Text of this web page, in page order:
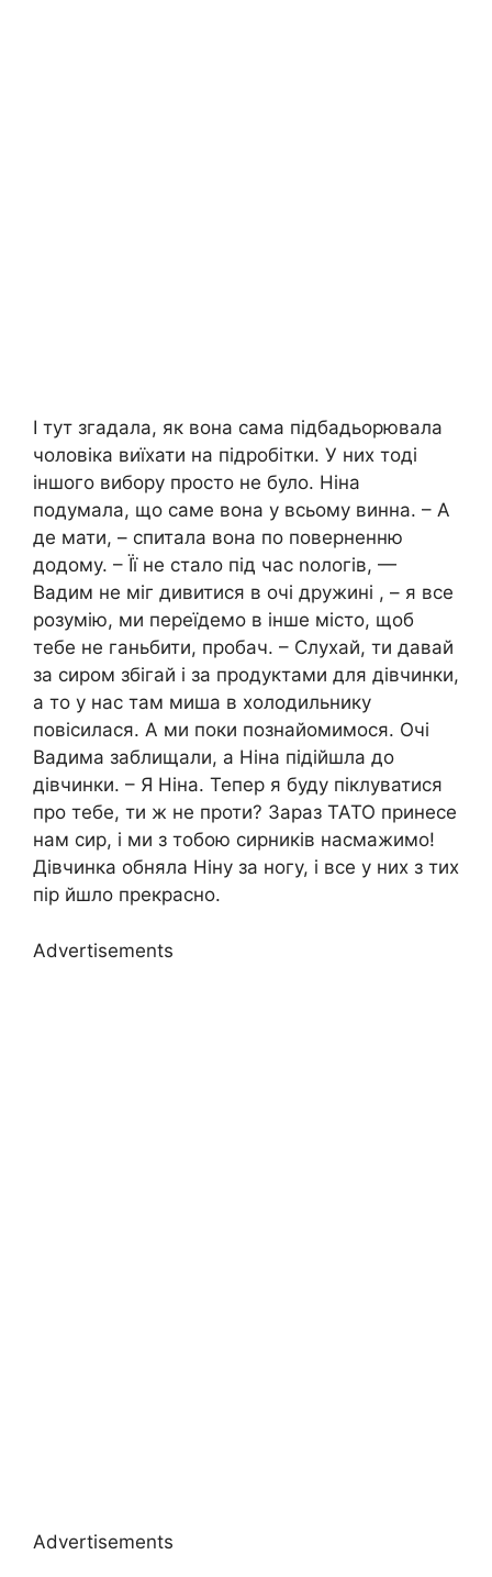
І тут згадала, як вона сама підбадьорювала
чоловіка виїхати на підробітки. У них тоді
іншого вибору просто не було. Ніна
подумала, що саме вона у всьому винна. – А
де мати, – спитала вона по поверненню
додому. – Її не стало під час nологів, —
Вадим не міг дивитися в очі дружині , – я все
розумію, ми переїдемо в інше місто, щоб
тебе не ганьбити, пробач. – Слухай, ти давай
за сиром збігай і за продуктами для дівчинки,
а то у нас там миша в холодильнику
повісилася. А ми поки познайомимося. Очі
Вадима заблищали, а Ніна підійшла до
дівчинки. – Я Ніна. Тепер я буду піклуватися
про тебе, ти ж не проти? Зараз ТАТО принесе
нам сир, і ми з тобою сирників насмажимо!
Дівчинка обняла Ніну за ногу, і все у них з тих
пір йшло прекрасно.
Advertisements
Advertisements